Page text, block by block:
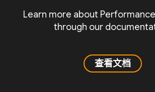
Learn more about
through our
查看文档